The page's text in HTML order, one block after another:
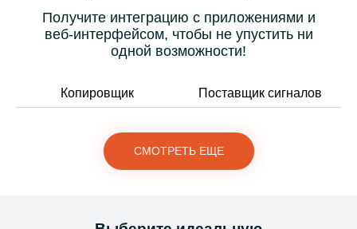
Получите интеграцию с приложениями и
веб-интерфейсом, чтобы не упустить ни
одной возможности!
Копировщик Поставщик сигналов
СМОТРЕТЬ ЕЩЕ